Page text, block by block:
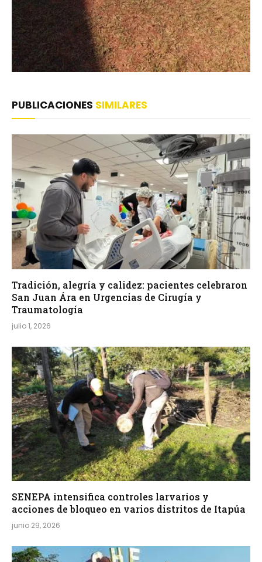
PUBLICACIONES SIMILARES
Tradición, alegría y calidez: pacientes celebraron
San Juan Ára en Urgencias de Cirugía y
Traumatología
julio 1, 2026
SENEPA intensifica controles larvarios y
acciones de bloqueo en varios distritos de Itapúa
junio 29, 2026